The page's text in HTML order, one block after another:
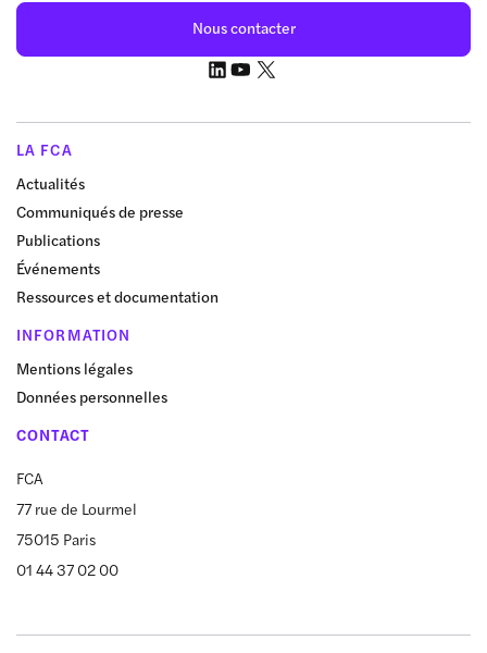
Nous contacter
LA FCA
Actualités
Communiqués de presse
Publications
Événements
Ressources et documentation
INFORMATION
Mentions légales
Données personnelles
CONTACT
FCA
77 rue de Lourmel
75015 Paris
01 44 37 02 00